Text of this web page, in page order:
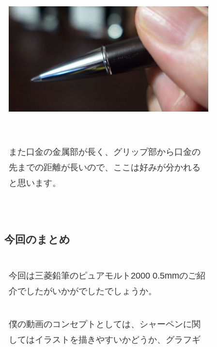
また口金の金属部が長く、グリップ部から口金の
先までの距離が長いので、ここは好みが分かれる
と思います。
今回のまとめ
今回は三菱鉛筆のピュアモルト2000 0.5mmのご紹
介でしたがいかがでしたでしょうか。
僕の動画のコンセプトとしては、シャーペンに関
してはイラストを描きやすいかどうか、グラフギ